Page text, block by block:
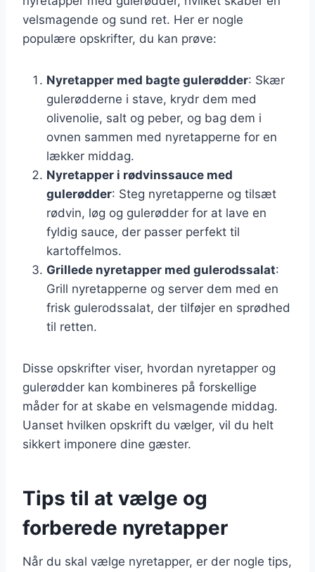
velsmagende og sund ret. Her er nogle
populære opskrifter, du kan prøve:
Nyretapper med bagte gulerødder: Skær
gulerødderne i stave, krydr dem med
olivenolie, salt og peber, og bag dem i
ovnen sammen med nyretapperne for en
lækker middag.
Nyretapper i rødvinssauce med
gulerødder: Steg nyretapperne og tilsæt
rødvin, løg og gulerødder for at lave en
fyldig sauce, der passer perfekt til
kartoffelmos.
Grillede nyretapper med gulerodssalat:
Grill nyretapperne og server dem med en
frisk gulerodssalat, der tilføjer en sprødhed
til retten.
Disse opskrifter viser, hvordan nyretapper og
gulerødder kan kombineres på forskellige
måder for at skabe en velsmagende middag.
Uanset hvilken opskrift du vælger, vil du helt
sikkert imponere dine gæster.
Tips til at vælge og
forberede nyretapper
Når du skal vælge nyretapper, er der nogle tips,